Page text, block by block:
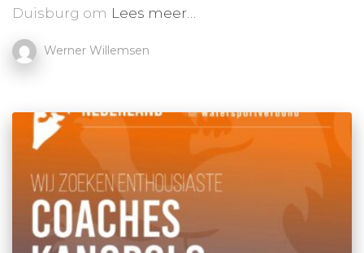
Duisburg om Lees meer…
Werner Willemsen